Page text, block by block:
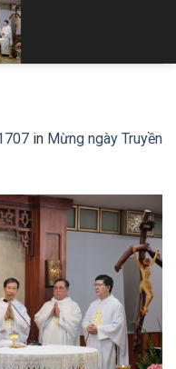
in Mừng ngày Truyền